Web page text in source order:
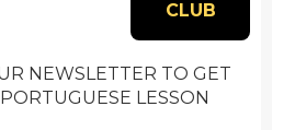
NEWSLETTER TO GET
LESSON